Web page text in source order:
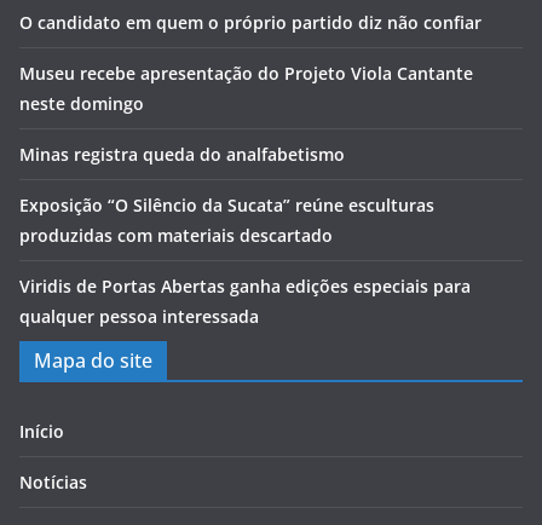
O candidato em quem o próprio partido diz não confiar
Museu recebe apresentação do Projeto Viola Cantante
neste domingo
Minas registra queda do analfabetismo
Exposição “O Silêncio da Sucata” reúne esculturas
produzidas com materiais descartado
Viridis de Portas Abertas ganha edições especiais para
qualquer pessoa interessada
Mapa do site
Início
Notícias